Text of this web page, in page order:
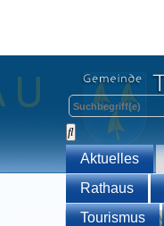
Aktuelles
Rathaus
Tourismus